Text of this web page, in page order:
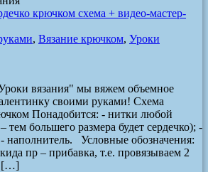
крючком схема + видео-мастер-
, Вязание крючком, Уроки
вязания" мы вяжем объемное
своими руками! Схема
Понадобится: - нитки любой
большего размера будет сердечко); -
наполнитель. Условные обозначения:
пр – прибавка, т.е. провязываем 2
[…]